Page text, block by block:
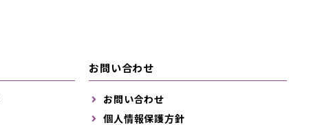
お問い合わせ
お問い合わせ
個人情報保護方針